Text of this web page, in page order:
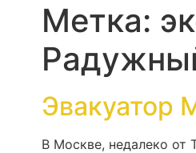
Метка:
Эвакуатор
В Москве, недалеко от